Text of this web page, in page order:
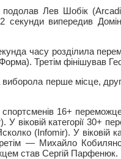
Лев Шобік
секунди випередив
часу розділила
Третім
виборола перше місце,
16+
віковій категорії 30+
(Infomir). У віковій
— Михайло
став Сергій Парфенюк.